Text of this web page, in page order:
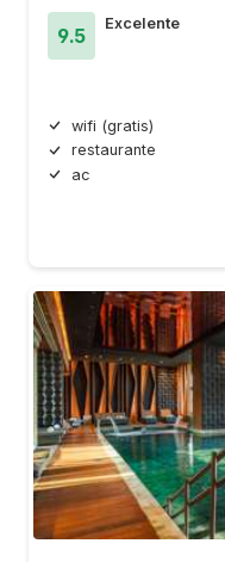
9.5
Excelente
wifi (gratis)
restaurante
ac